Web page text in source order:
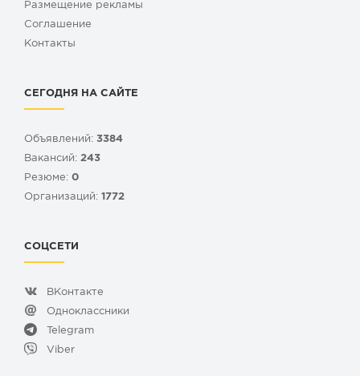
Размещение рекламы
Cоглашение
Контакты
СЕГОДНЯ НА САЙТЕ
Объявлений: 3384
Вакансий: 243
Резюме: 0
Организаций: 1772
СОЦСЕТИ
ВКонтакте
Одноклассники
Telegram
Viber